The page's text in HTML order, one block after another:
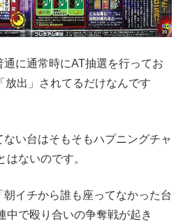
に通常時にAT抽選を行ってお
放出」されてるだけなんです
い台はそもそもハプニングチャ
はないのです。
イチから誰も座ってなかった台
中で殴り合いの争奪戦が起き